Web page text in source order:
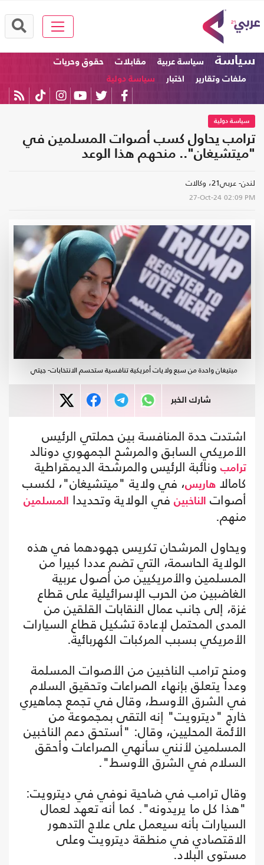
سياسة سياسة عربية مقابلات
حقوق وحريات
ملفات وتقارير
اختبار سياسة دولية
سياسة دولية
ترامب يحاول كسب أصوات المسلمين في
"ميتشيغان".. منحهم هذا الوعد
لندن- عربي21، وكالات
27-Oct-24 02:09 PM
ميتيغان واحدة من سبع ولايات أمريكية تنافسية ستحسم الانتخابات- جيتي
شارك الخبر
اشتدت حدة المنافسة بين حملتي الرئيس
الأمريكي السابق والمرشح الجمهوري دونالد
ترامب ونائبة الرئيس والمرشحة الديمقراطية
كامالا هاريس، في ولاية "ميتشيغان"، لكسب
أصوات
الناخبين في الولاية وتحديدا المسلمين
منهم.
ويحاول المرشحان تكريس جهودهما في هذه
الولاية الحاسمة، التي تضم عددا كبيرا من
المسلمين والأمريكيين من أصول عربية
الغاضبين من الحرب الإسرائيلية على قطاع
غزة، إلى جانب عمال النقابات القلقين من
المدى المحتمل لإعادة تشكيل قطاع السيارات
الأمريكي بسبب المركبات الكهربائية.
ومنح ترامب الناخبين من الأصوات المسلمة
وعدا يتعلق بإنهاء الصراعات وتحقيق السلام
في الشرق الأوسط، وقال في تجمع جماهيري
خارج "ديترويت" إنه التقى بمجموعة من
الأئمة المحليين، وقال: "أستحق دعم الناخبين
المسلمين لأنني سأنهي الصراعات وأحقق
السلام في الشرق الأوسط".
وقال ترامب في ضاحية نوفي في ديترويت:
"هذا كل ما يريدونه". كما أنه تعهد لعمال
السيارات بأنه سيعمل على علاج التدهور
الاقتصادي في منطقة ديترويت وعلى
مستوى البلاد.